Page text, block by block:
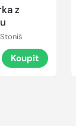
z
Koupit